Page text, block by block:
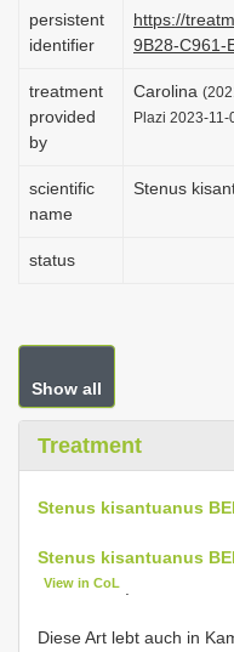
persistent
identifier
https://
9B28-C961-
treatment
provided
by
Carolina
Plazi 2023-11-
scientific
name
Stenus
status
Show all
Treatment
Stenus kisantuanus
Stenus kisantuanus
View in CoL
Diese Art lebt auch in